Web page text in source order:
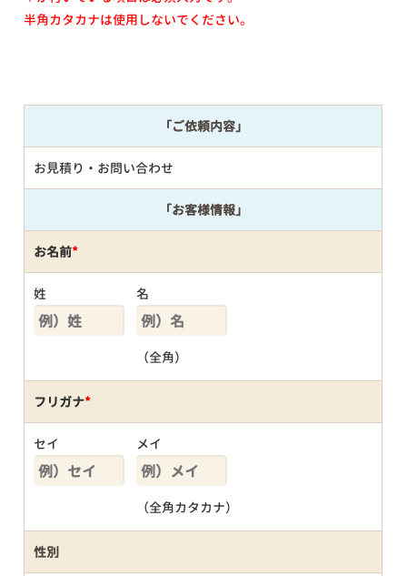
半角カタカナは使用しないでください。
「ご依頼内容」
お見積り・お問い合わせ
「お客様情報」
お名前*
姓 名
（全角）
フリガナ*
セイ メイ
（全角カタカナ）
性別